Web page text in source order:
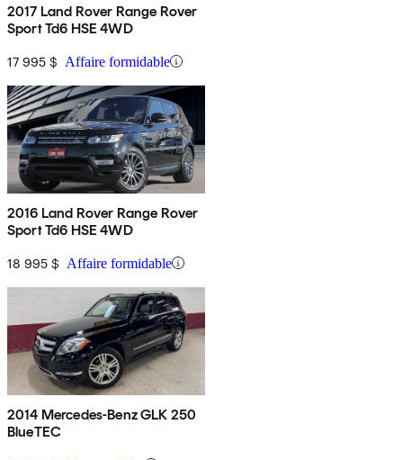
2017 Land Rover Range Rover
Sport Td6 HSE 4WD
17 995 $ Affaire formidable
2016 Land Rover Range Rover
Sport Td6 HSE 4WD
18 995 $ Affaire formidable
2014 Mercedes-Benz GLK 250
BlueTEC